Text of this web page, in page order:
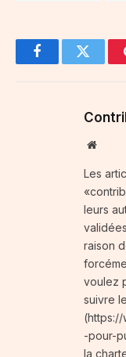
FacebookTwitter
Website
Les
leurs
raison
voulez
suivre
(https://
-pour-
la